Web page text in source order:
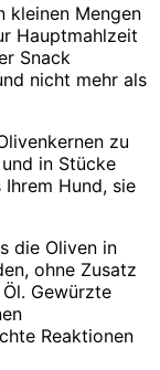
kleinen Mengen
Hauptmahlzeit
Snack
nicht mehr als
zu
in Stücke
Hund, sie
die Oliven in
ohne Zusatz
Gewürzte
Reaktionen